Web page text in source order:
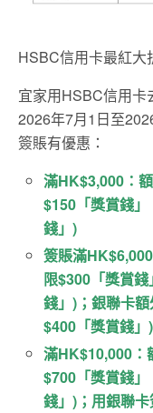
HSBC信用卡最紅大
宜家用HSBC信用卡
2026年7月1日至
簽賬有優惠：
滿HK$3,000：
$150「獎賞錢
錢」)
簽賬滿
限$300「獎賞
錢」)；銀聯卡
$400「獎賞錢」)
滿HK$10,000：
$700「獎賞錢
錢」)；用銀聯